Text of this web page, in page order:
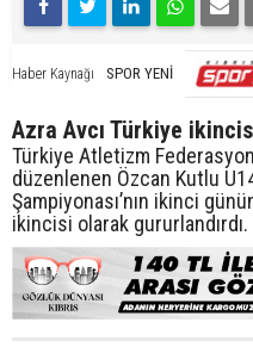
Haber Kaynağı SPOR YENİ
Azra Avcı Türkiye
Türkiye Atletizm
düzenlenen Özcan Kutlu
Şampiyonası’nın ikinci
ikincisi olarak gururlandırdı.